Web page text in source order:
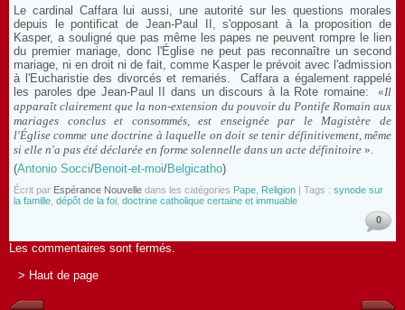
Le cardinal Caffara lui aussi, une autorité sur les questions morales
depuis le pontificat de Jean-Paul II, s'opposant à la proposition de
Kasper, a souligné que pas même les papes ne peuvent rompre le lien
du premier mariage, donc l'Église ne peut pas reconnaître un second
mariage, ni en droit ni de fait, comme Kasper le prévoit avec l'admission
à l'Eucharistie des divorcés et remariés. Caffara a également rappelé
les paroles dpe Jean-Paul II dans un discours à la Rote romaine:
«Il
apparaît clairement que la non-extension du pouvoir du Pontife Romain aux
mariages conclus et consommés, est enseignée par le Magistère de
l'Église comme une doctrine à laquelle on doit se tenir définitivement, même
si elle n'a pas été déclarée en forme solennelle dans un acte définitoire ».
(Antonio Socci/Benoit-et-moi/Belgicatho)
Écrit par Espérance Nouvelle dans les catégories Pape Religion | Tags : synode sur
la famille dépôt de la foi doctrine catholique certaine et immuable
0
Les commentaires sont fermés.
> Haut de page